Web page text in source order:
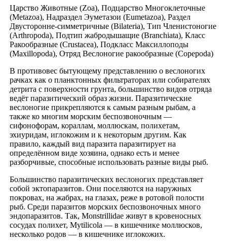
Царство Животные (Zoa), Подцарство Многоклеточные
(Metazoa), Надраздел Эуметазои (Eumetazoa), Раздел
Двусторонне-симметричные (Bilateria), Тип Членистоногие
(Arthropoda), Подтип жабродышащие (Branchiata), Класс
Ракообразные (Crustacea), Подкласс Максиллоподы
(Maxillopoda), Отряд Веслоногие ракообразные (Copepoda)
В противовес бытующему представлению о веслоногих
рачках как о планктонных фильтраторах или собирателях
детрита с поверхности грунта, большинство видов отряда
ведёт паразитический образ жизни. Паразитические
веслоногие прикрепляются к самым разным рыбам, а
также ко многим морским беспозвоночным —
сифонофорам, кораллам, моллюскам, полихетам,
эхиуридам, иглокожим и к некоторым другим. Как
правило, каждый вид паразита паразитирует на
определённом виде хозяина, однако есть и менее
разборчивые, способные использовать разные виды рыб.
Большинство паразитических веслоногих представляет
собой эктопаразитов. Они поселяются на наружных
покровах, на жабрах, на глазах, реже в ротовой полости
рыб. Среди паразитов морских беспозвоночных много
эндопаразитов. Так, Monstrillidae живут в кровеносных
сосудах полихет, Mytilicola — в кишечнике моллюсков,
несколько родов — в кишечнике иглокожих.